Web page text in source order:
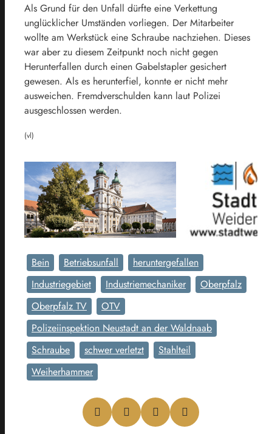
Als Grund für den Unfall dürfte eine Verkettung
unglücklicher Umständen vorliegen. Der Mitarbeiter
wollte am Werkstück eine Schraube nachziehen. Dieses
war aber zu diesem Zeitpunkt noch nicht gegen
Herunterfallen durch einen Gabelstapler gesichert
gewesen. Als es herunterfiel, konnte er nicht mehr
ausweichen. Fremdverschulden kann laut Polizei
ausgeschlossen werden.
(vl)
Bein Betriebsunfall
heruntergefallen
Industriegebiet
Industriemechaniker
Oberpfalz
Oberpfalz TV
OTV
Polizeiinspektion Neustadt an der Waldnaab
Schraube
schwer verletzt
Stahlteil
Weiherhammer